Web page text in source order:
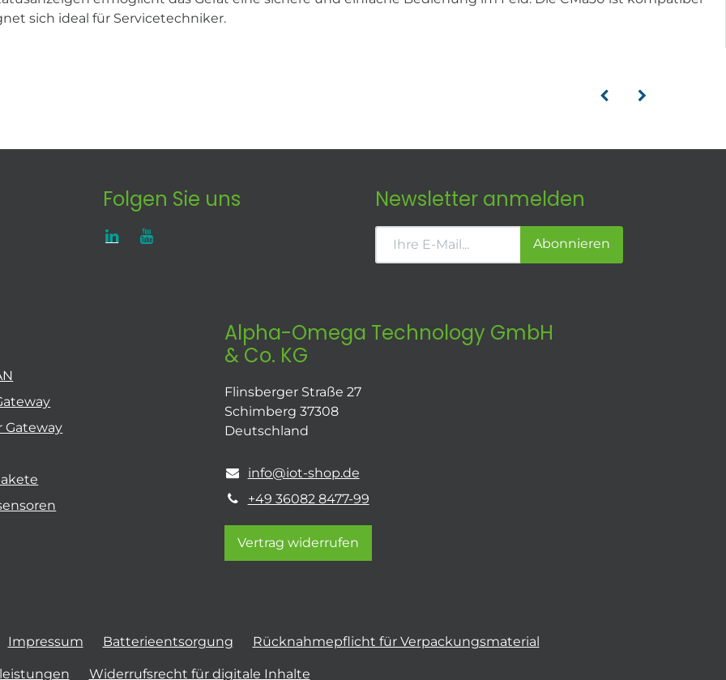
sich ideal für Servicetechniker.
Folgen Sie uns Newsletter anmelden
Abonnieren
Gateway
Alpha-Omega Technology GmbH
& Co. KG
Flinsberger Straße 27
Schimberg 37308
Deutschland
info@iot-shop.de
+49 36082 8477-99
Vertrag widerrufen
Impressum Batterieentsorgung Rücknahmepflicht für Verpackungsmaterial
Widerrufsrecht für digitale Inhalte